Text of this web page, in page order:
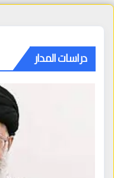
دراسات المدار